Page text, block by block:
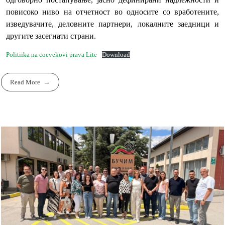
повисоко ниво на отчетност во односите со вработените,
изведувачите, деловните партнери, локалните заедници и
другите засегнати страни.
Politiika na coevekovi prava Lite Download
Read More